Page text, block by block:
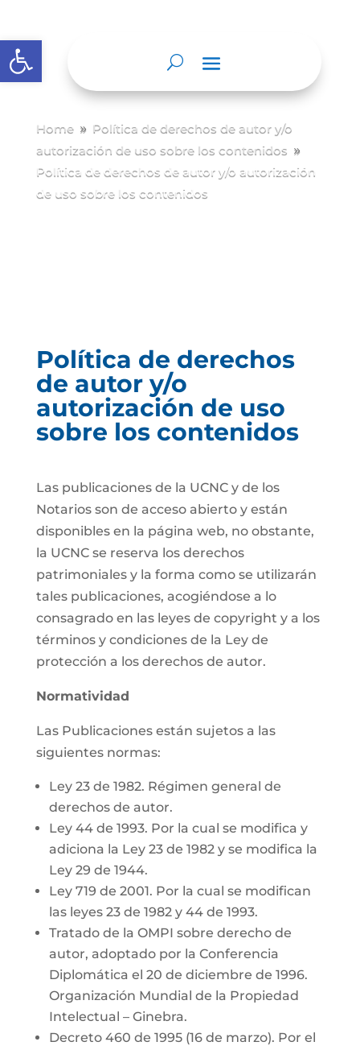
Abrir barra de herramientas
Home 9 Política de derechos de autor y/o
autorización de uso sobre los contenidos 9
Política de derechos de autor y/o autorización
de uso sobre los contenidos
Política de derechos
de autor y/o
autorización de uso
sobre los contenidos
Las publicaciones de la UCNC y de los
Notarios son de acceso abierto y están
disponibles en la página web, no obstante,
la UCNC se reserva los derechos
patrimoniales y la forma como se utilizarán
tales publicaciones, acogiéndose a lo
consagrado en las leyes de copyright y a los
términos y condiciones de la Ley de
protección a los derechos de autor.
Normatividad
Las Publicaciones están sujetos a las
siguientes normas:
Ley 23 de 1982. Régimen general de
derechos de autor.
Ley 44 de 1993. Por la cual se modifica y
adiciona la Ley 23 de 1982 y se modifica la
Ley 29 de 1944.
Ley 719 de 2001. Por la cual se modifican
las leyes 23 de 1982 y 44 de 1993.
Tratado de la OMPI sobre derecho de
autor, adoptado por la Conferencia
Diplomática el 20 de diciembre de 1996.
Organización Mundial de la Propiedad
Intelectual – Ginebra.
Decreto 460 de 1995 (16 de marzo). Por el